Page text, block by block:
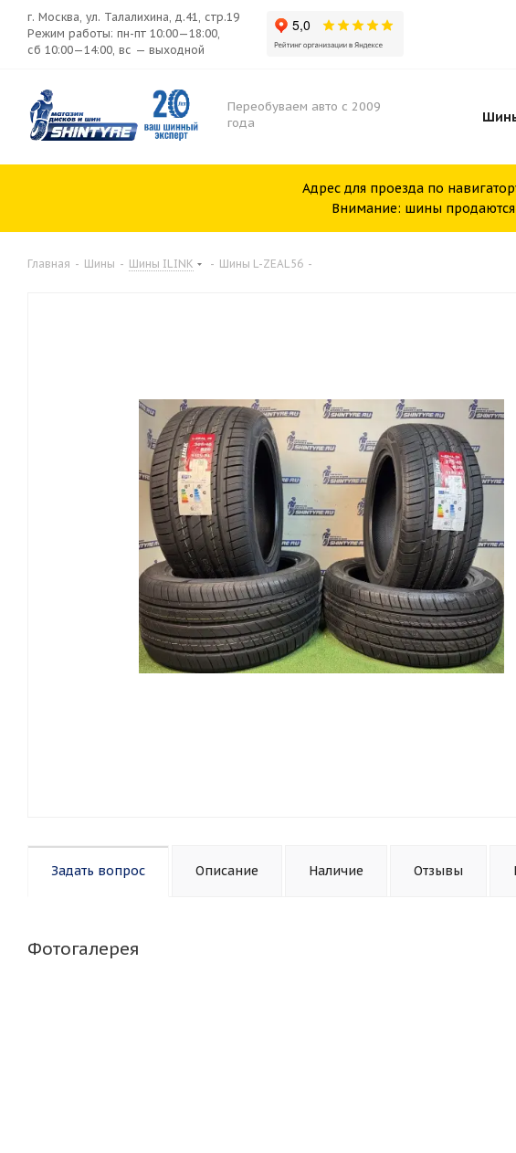
г. Москва, ул. Талалихина, д.41, стр.19
Режим работы: пн-пт 10:00—18:00,
сб 10:00—14:00, вс — выходной
Переобуваем авто с 2009
года
Адрес для проезда по
Внимание: шины продаются
Главная - Шины - Шины ILINK - Шины L-ZEAL56 -
Задать вопрос Описание Наличие Отзывы
Фотогалерея